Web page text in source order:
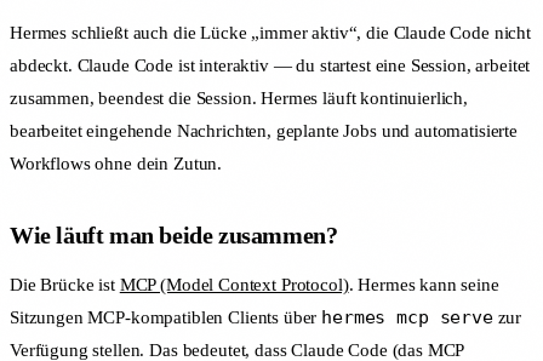
Hermes schließt auch die Lücke „immer aktiv“, die Claude Code nicht
abdeckt. Claude Code ist interaktiv — du startest eine Session, arbeitet
zusammen, beendest die Session. Hermes läuft kontinuierlich,
bearbeitet eingehende Nachrichten, geplante Jobs und automatisierte
Workflows ohne dein Zutun.
Wie läuft man beide zusammen?
Die Brücke ist MCP (Model Context Protocol). Hermes kann seine
Sitzungen MCP-kompatiblen Clients über hermes mcp servezur
Verfügung stellen. Das bedeutet, dass Claude Code (das MCP